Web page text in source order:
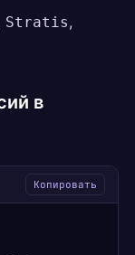
Stratis,
в
Копировать